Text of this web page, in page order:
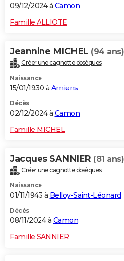
09/12/2024 à Camon
Famille ALLIOTE
Jeannine MICHEL (94 ans)
Créer une cagnotte obsèques
Naissance
15/01/1930 à Amiens
Décès
02/12/2024 à Camon
Famille MICHEL
Jacques SANNIER (81 ans)
Créer une cagnotte obsèques
Naissance
01/11/1943 à Belloy-Saint-Léonard
Décès
08/11/2024 à Camon
Famille SANNIER